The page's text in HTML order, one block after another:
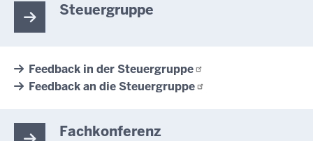
Steuergruppe
Feedback in derSteuergruppe
Feedback an dieSteuergruppe
Fachkonferenz